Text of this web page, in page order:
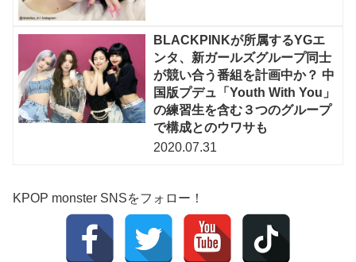
BLACKPINKが所属するYGエ
ンタ、新ガールズグループ同士
が競い合う番組を計画中か？ 中
国版プデュ「Youth With You」
の練習生を含む３つのグループ
で構成とのウワサも
2020.07.31
KPOP monster SNSをフォロー！